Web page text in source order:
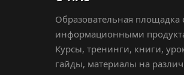
Образовательная площадка
информационными
Курсы, тренинги, книги,
гайды, материалы на